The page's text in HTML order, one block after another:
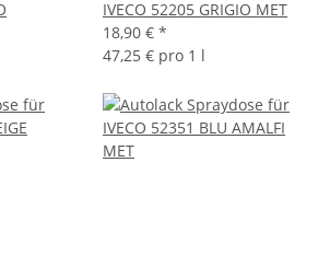
IVECO 52205 GRIGIO MET
18,90 € *
47,25 € pro 1 l